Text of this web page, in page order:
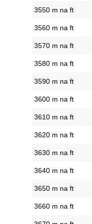
3550 m na ft
3560 m na ft
3570 m na ft
3580 m na ft
3590 m na ft
3600 m na ft
3610 m na ft
3620 m na ft
3630 m na ft
3640 m na ft
3650 m na ft
3660 m na ft